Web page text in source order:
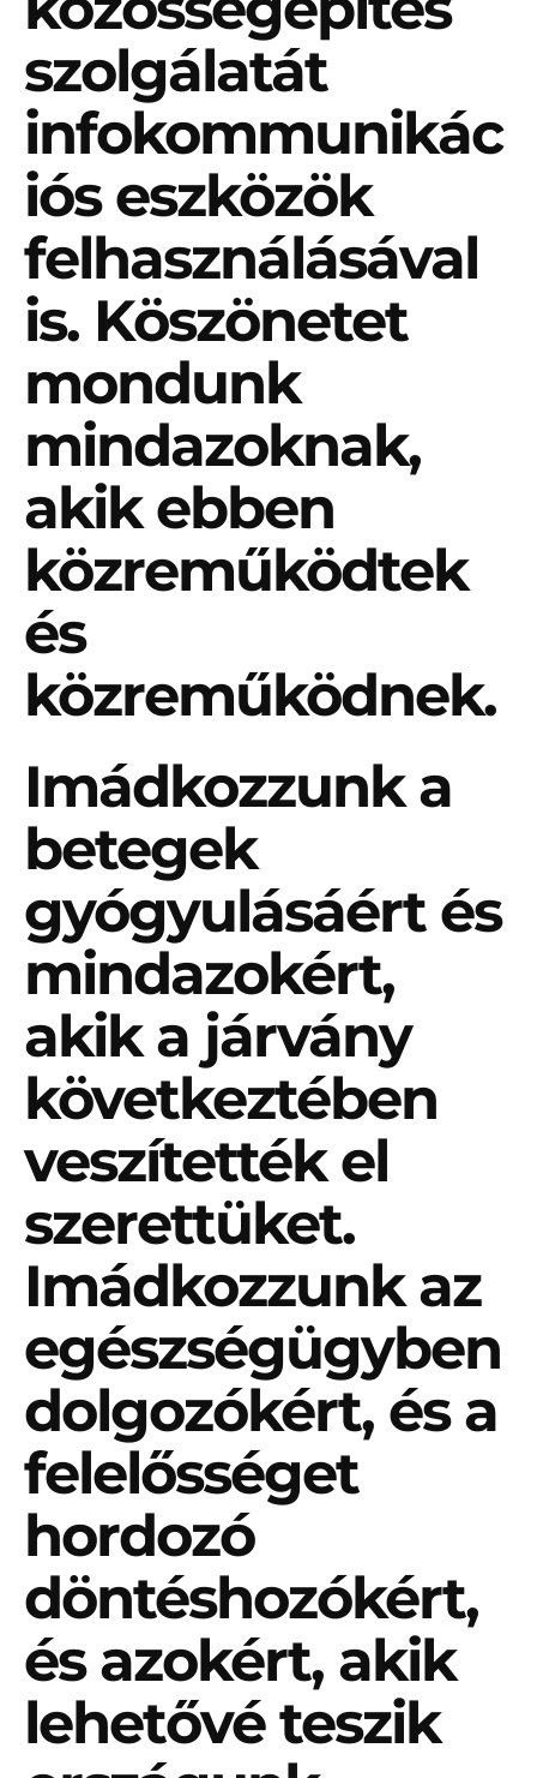
szolgálatát
infokommunikác
iós eszközök
felhasználásával
is. Köszönetet
mondunk
mindazoknak,
akik ebben
közreműködtek
és
közreműködnek.
Imádkozzunk a
betegek
gyógyulásáért és
mindazokért,
akik a járvány
következtében
veszítették el
szerettüket.
Imádkozzunk az
egészségügyben
dolgozókért, és a
felelősséget
hordozó
döntéshozókért,
és azokért, akik
lehetővé teszik